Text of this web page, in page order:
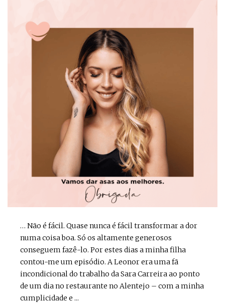
… Não é fácil. Quase nunca é fácil transformar a dor
numa coisa boa. Só os altamente generosos
conseguem fazê-lo. Por estes dias a minha filha
contou-me um episódio. A Leonor era uma fã
incondicional do trabalho da Sara Carreira ao ponto
de um dia no restaurante no Alentejo – com a minha
cumplicidade e ...